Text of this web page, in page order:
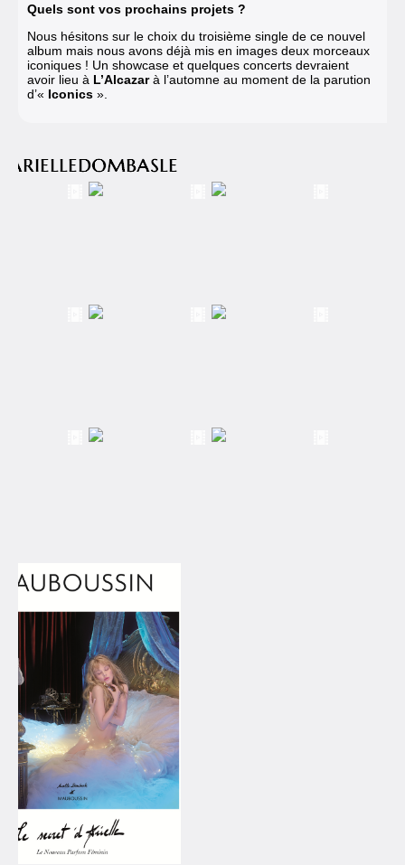
Quels sont vos prochains projets ?
Nous hésitons sur le choix du troisième single de ce nouvel
album mais nous avons déjà mis en images deux morceaux
iconiques ! Un showcase et quelques concerts devraient
avoir lieu à L’Alcazarà l’automne au moment de la parution
d’« Iconics ».